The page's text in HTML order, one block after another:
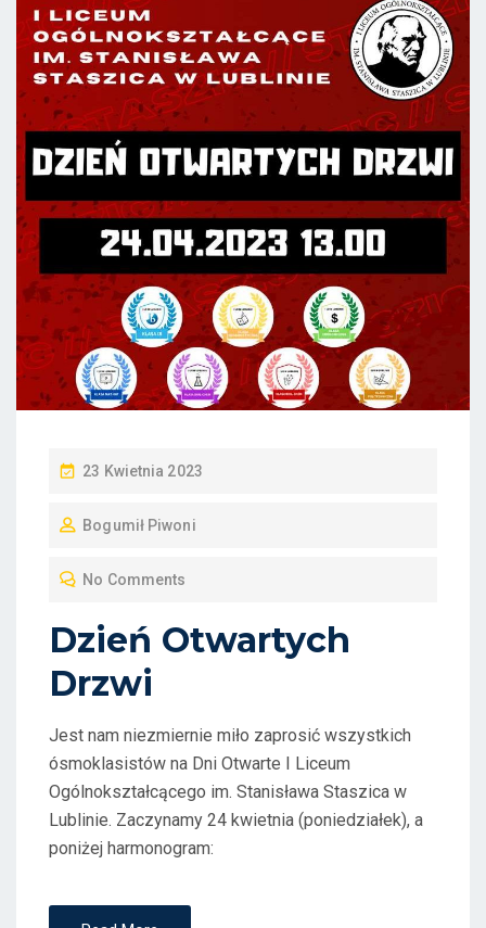
P
S
O
N
23 Kwietnia 2023
Bogumił Piwoni
No Comments
Dzień Otwartych
Drzwi
Jest nam niezmiernie miło zaprosić wszystkich
ósmoklasistów na Dni Otwarte I Liceum
Ogólnokształcącego im. Stanisława Staszica w
Lublinie. Zaczynamy 24 kwietnia (poniedziałek), a
poniżej harmonogram: